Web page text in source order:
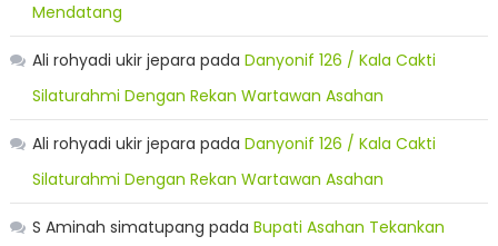
Mendatang
Ali rohyadi ukir jepara pada Danyonif 126 / Kala Cakti
Silaturahmi Dengan Rekan Wartawan Asahan
Ali rohyadi ukir jepara pada Danyonif 126 / Kala Cakti
Silaturahmi Dengan Rekan Wartawan Asahan
S Aminah simatupang pada Bupati Asahan Tekankan